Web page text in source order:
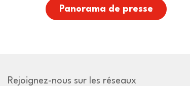
Panorama de presse
Rejoignez-nous sur les réseaux